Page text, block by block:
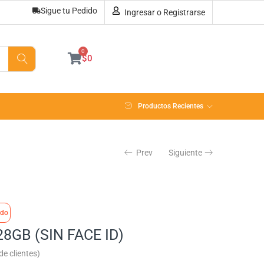
Sigue tu Pedido Ingresar o Registrarse
$0
0
Productos Recientes
Prev Siguiente
Sin existencias
(SIN FACE ID)
clientes)